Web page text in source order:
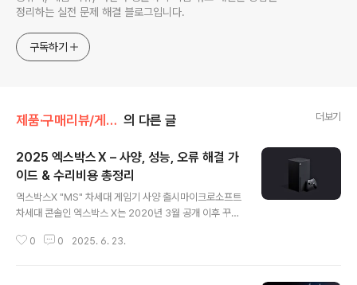
정리하는 실전 문제 해결 블로그입니다.
구독하기
제품·구매리뷰/게임 리뷰 의 다른 글 더보기
2025 엑스박스 X – 사양, 성능, 오류 해결 가
이드 & 수리비용 총정리
엑스박스X "MS" 차세대 게임기 사양 출시마이크로소프트
차세대 콘솔인 엑스박스 X는 2020년 3월 공개 이후 꾸준
2 TFLOPS GPU를 기반으로, 4K 120fps 게임 지원과
0 0 2025. 6. 23.